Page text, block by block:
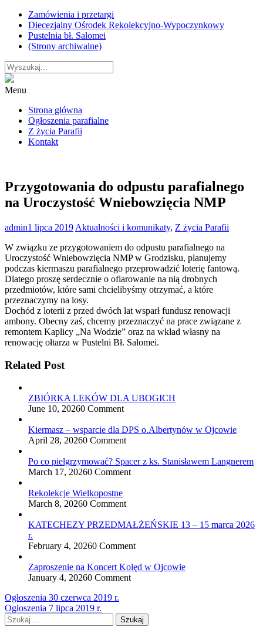
Skip
content
Zamówienia i przetargi
Diecezjalny Ośrodek Rekolekcyjno-Wypoczynkowy
Pustelnia bł. Salomei
(Strony archiwalne)
Menu
Strona główna
Ogłoszenia parafialne
Z życia Parafii
Kontakt
Przygotowania do odpustu parafialnego
na Uroczystość Wniebowzięcia NMP
admin1 lipca 2019 Aktualności i komunikaty, Z życia Parafii
W związku ze przygotowaniem do odpustu parafialnego na
Uroczystość Wniebowzięcia NMP w Grodzisku, planujemy
podczas kiermaszu parafialnego przeprowadzić loterię fantową.
Dlatego proszę serdecznie o ofiarowanie na nią drobnych
przedmiotów, które sami chcielibyśmy otrzymać, a które
przeznaczymy na losy.
Dochód z loterii z przed dwóch lat wsparł fundusz renowacji
ambony. Obecny zaś, chcemy przeznaczyć na prace związane z
remontem Kaplicy „Na Wodzie” oraz na wkład własny na
renowację ołtarza w Pustelni Bł. Salomei.
Related Post
ZBIÓRKA LEKÓW DLA UBOGICH
June 10, 20260 Comment
Kiermasz – wsparcie dla DPS o.Albertynów w Ojcowie
April 28, 20260 Comment
Po co pielgrzymować? Spacer z ks. Stanisławem Langnerem
March 17, 20260 Comment
Rekolekcje Wielkopostne
March 8, 20260 Comment
KATECHEZY PRZEDMAŁŻEŃSKIE 13 – 15 marca 2026
r.
February 4, 20260 Comment
Zaproszenie na Koncert Kolęd w Ojcowie
January 4, 20260 Comment
Nawigacja
wpisu
Ogłoszenia 30 czerwca 2019 r.
Ogłoszenia 7 lipca 2019 r.
Szukaj: